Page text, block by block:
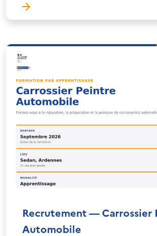
Recrutement — Carrossier
Automobile